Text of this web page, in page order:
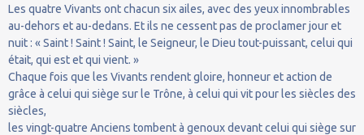
Les quatre Vivants ont chacun six ailes, avec des yeux innombrables
au-dehors et au-dedans. Et ils ne cessent pas de proclamer jour et
nuit : « Saint ! Saint ! Saint, le Seigneur, le Dieu tout-puissant, celui qui
était, qui est et qui vient. »
Chaque fois que les Vivants rendent gloire, honneur et action de
grâce à celui qui siège sur le Trône, à celui qui vit pour les siècles des
siècles,
les vingt-quatre Anciens tombent à genoux devant celui qui siège sur